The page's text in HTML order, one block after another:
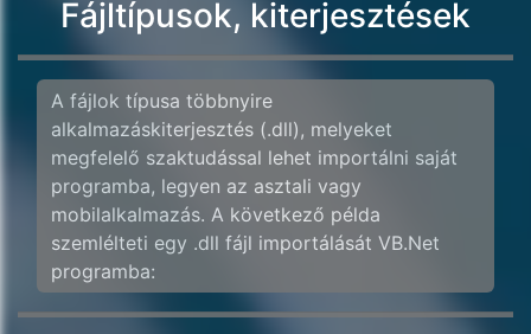
Fájltípusok, kiterjesztések
A fájlok típusa többnyire
alkalmazáskiterjesztés (.dll), melyeket
megfelelő szaktudással lehet importálni saját
programba, legyen az asztali vagy
mobilalkalmazás. A következő példa
szemlélteti egy .dll fájl importálását VB.Net
programba: